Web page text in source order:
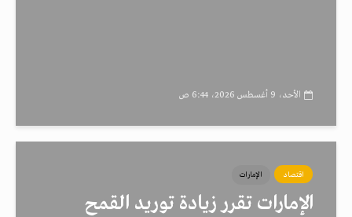
الأحد، 9 أغسطس 2026، 6:44 ص
اقتصاد الإمارات
الإمارات تقرر زيادة توريد القمح